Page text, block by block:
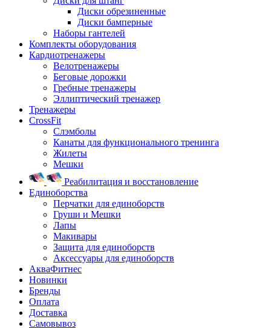
Диски обрезиненные
Диски бамперные
Наборы гантелей
Комплекты оборудования
Кардиотренажеры
Велотренажеры
Беговые дорожки
Гребные тренажеры
Эллиптический тренажер
Тренажеры
CrossFit
Слэмболы
Канаты для функционального тренинга
Жилеты
Мешки
Реабилитация и восстановление
Единоборства
Перчатки для единоборств
Груши и Мешки
Лапы
Макивары
Защита для единоборств
Аксессуары для единоборств
АкваФитнес
Новинки
Бренды
Оплата
Доставка
Самовывоз